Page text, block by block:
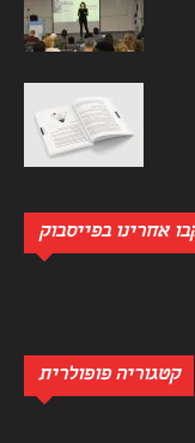
אחרינו בפייסבוק
קטגוריה פופולרית